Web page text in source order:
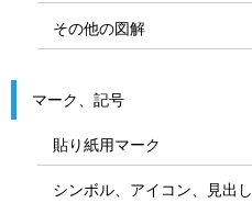
その他の図解
マーク、記号
貼り紙用マーク
シンボル、アイコン、見出し